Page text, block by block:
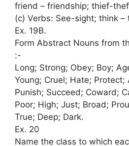
friend – friendship; thief-
(c) Verbs: See-sight; think –
Ex. 19B.
Form Abstract Nouns from
:-
Long; Strong; Obey; Boy;
Young; Cruel; Hate; Protect;
Punish; Succeed; Coward;
Poor; High; Just; Broad;
True; Deep; Dark.
Ex. 20
Name the class to which